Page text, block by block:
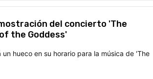
del concierto 'The
the Goddess'
hueco en su horario para la música de 'The